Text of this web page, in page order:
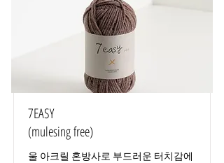
7EASY
(mulesing free)
울 아크릴 혼방사로 부드러운 터치감에